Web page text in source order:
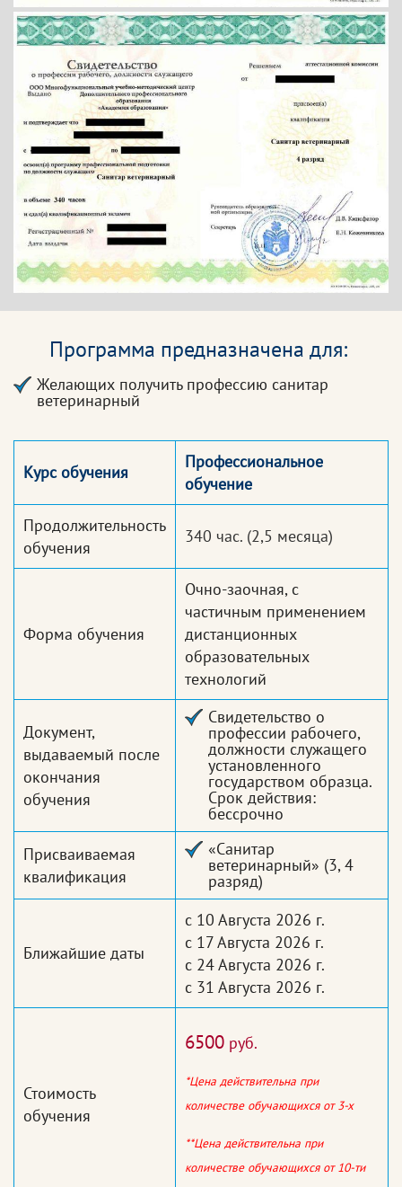
Программа предназначена для:
Желающих получить профессию санитар
ветеринарный
Курс обучения
Профессиональное
обучение
Продолжительность
обучения
340 час. (2,5 месяца)
Форма обучения
Очно-заочная, с
частичным применением
дистанционных
образовательных
технологий
Документ,
выдаваемый после
окончания
обучения
Свидетельство о
профессии рабочего,
должности служащего
установленного
государством образца.
Срок действия:
бессрочно
Присваиваемая
квалификация
«Санитар
ветеринарный» (3, 4
разряд)
Ближайшие даты
с 10 Августа 2026 г.
с 17 Августа 2026 г.
с 24 Августа 2026 г.
с 31 Августа 2026 г.
Стоимость
обучения
6500 руб.
*Цена действительна при
количестве обучающихся от 3-х
**Цена действительна при
количестве обучающихся от 10-ти